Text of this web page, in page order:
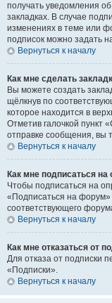
получать уведомления
закладках. В случае
изменениях в теме или
подписок можно задать
Вернуться к началу
Как мне сделать
Вы можете создать
щёлкнув по
которое находится в
Отметив галочкой пункт
отправке сообщения, вы
Вернуться к началу
Как мне подписаться
Чтобы подписаться на
«Подписаться на
соответствующего
Вернуться к началу
Как мне отказаться от
Для отказа от подписки
«Подписки».
Вернуться к началу